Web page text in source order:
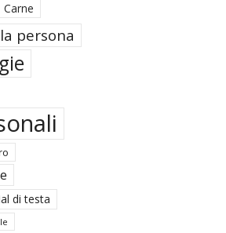
Carne
persona
di testa